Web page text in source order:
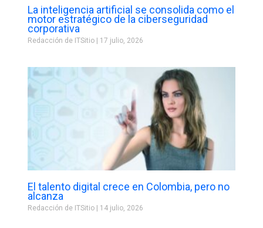
La inteligencia artificial se consolida como el
motor estratégico de la ciberseguridad
corporativa
Redacción de ITSitio 17 julio, 2026
El talento digital crece en Colombia, pero no
alcanza
Redacción de ITSitio 14 julio, 2026